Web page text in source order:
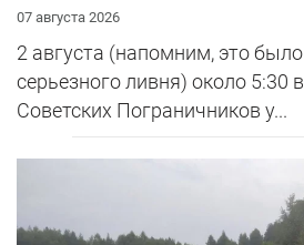
07 августа 2026
2 августа (напомним, это
серьезного ливня) около 5:30
Советских Пограничников у...